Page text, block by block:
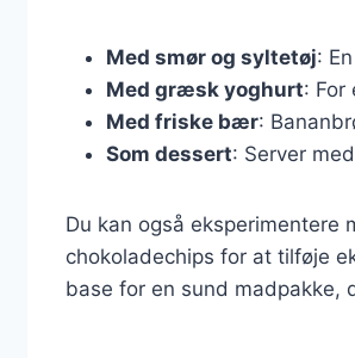
Med smør og syltetøj:
Med græsk yoghurt: For
Med friske bær:
Som dessert: Server
Du kan også eksperimentere
chokoladechips for at tilføje
base for en sund madpakke,